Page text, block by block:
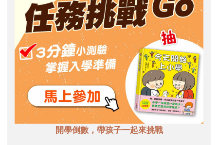
開學倒數，帶孩子一起來挑戰